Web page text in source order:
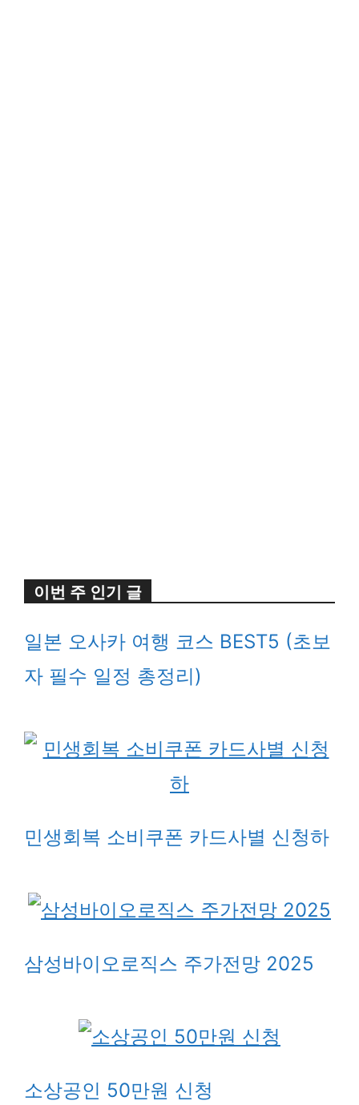
이번 주 인기 글
일본 오사카 여행 코스 BEST5 (초보
자 필수 일정 총정리)
민생회복 소비쿠폰 카드사별 신청하
삼성바이오로직스 주가전망 2025
소상공인 50만원 신청